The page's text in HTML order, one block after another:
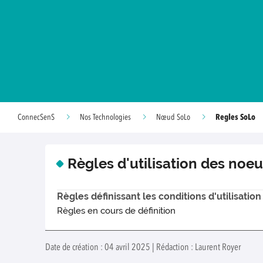
ConnecSenS Nos Technologies Nœud SoLo Regles SoLo
Règles d'utilisation des
Règles définissant les conditions
Règles en cours de définition
Date de création : 04 avril 2025 | Rédaction : Laurent Royer